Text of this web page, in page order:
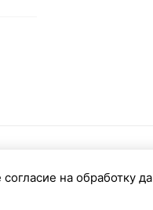
информации ЭЛ № ФС 77 -
на обработку